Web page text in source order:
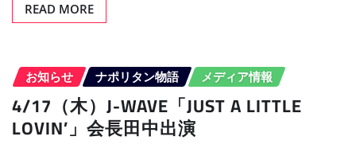
READ MORE
お知らせ ナポリタン物語 メディア情報
4/17（木）J-WAVE「JUST A LITTLE
LOVIN’」会長田中出演